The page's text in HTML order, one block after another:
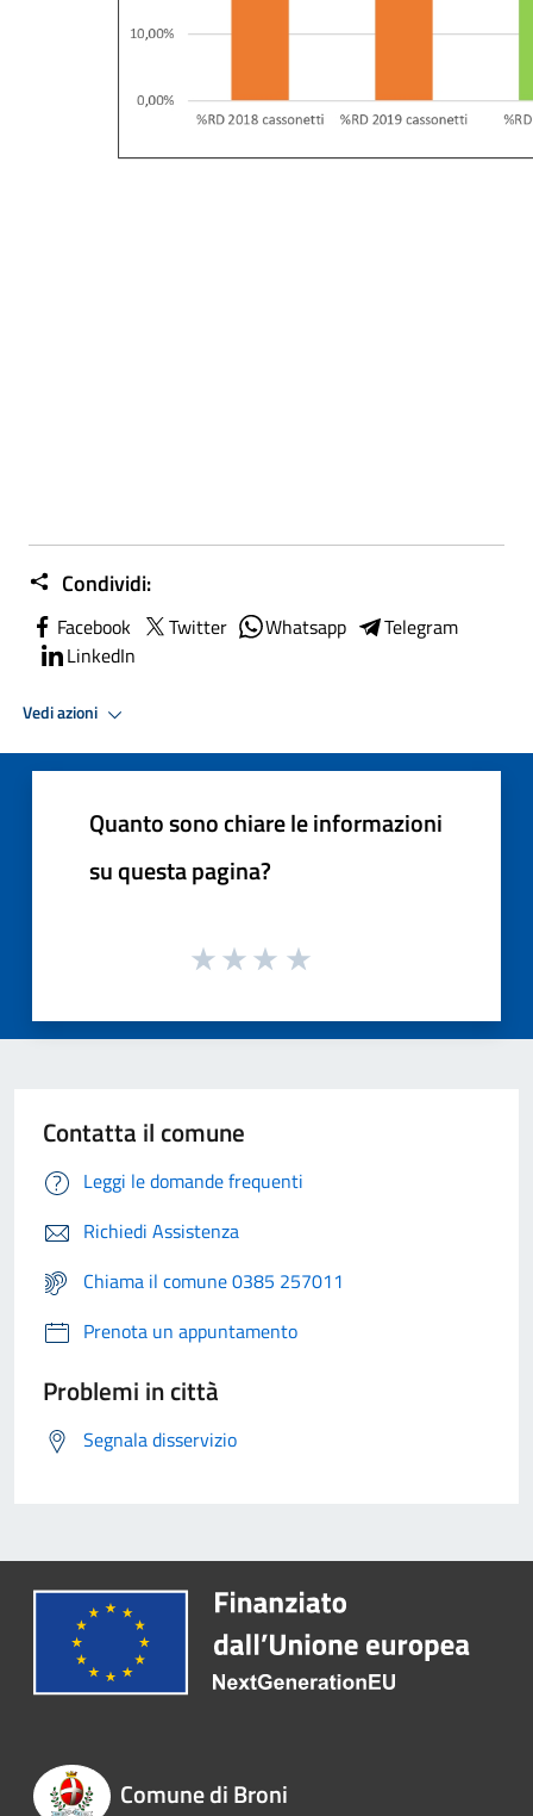
Condividi:
Facebook Twitter Whatsapp
Telegram
LinkedIn
Vedi azioni
Quanto sono chiare le informazioni
su questa pagina?
Contatta il comune
Leggi le domande frequenti
Richiedi Assistenza
Chiama il comune 0385 257011
Prenota un appuntamento
Problemi in città
Segnala disservizio
Comune di Broni